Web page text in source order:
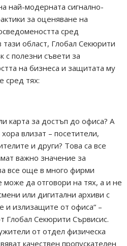
най-модерната сигнално-
за оценяване на
сред
област, Глобал Секюрити
с полезни съвети за
на бизнеса и защитата му
сред тях:
карта за достъп до офиса? А
влизат – посетители,
и други? Това са все
важно значение за
все още в много фирми
може да отговори на тях, а и не
или дигитални архиви с
и излизащите от офиса“ –
Глобал Секюрити Сървисис.
от отдел физическа
качествен пропускателен